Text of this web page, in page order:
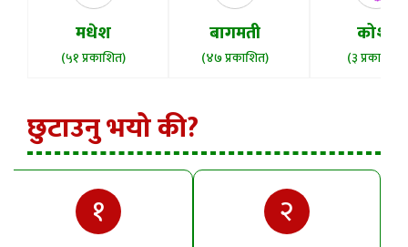
मधेश
(५१ प्रकाशित)
बागमती
(४७ प्रकाशित)
कोशी
(३ प्रकाशित)
छुटाउनु भयो की?
१
२